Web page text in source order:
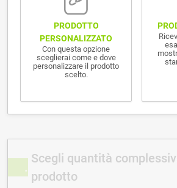
PRODOTTO
PERSONALIZZATO
Con questa opzione
sceglierai come e dove
personalizzare il prodotto
scelto.
Scegli quantità
prodotto